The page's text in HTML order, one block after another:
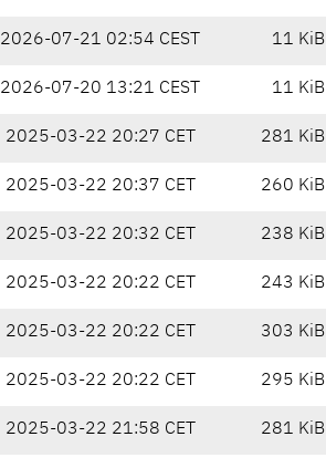
2026-07-21 02:54 CEST 11 KiB
2026-07-20 13:21 CEST 11 KiB
2025-03-22 20:27 CET 281 KiB
2025-03-22 20:37 CET 260 KiB
2025-03-22 20:32 CET 238 KiB
2025-03-22 20:22 CET 243 KiB
2025-03-22 20:22 CET 303 KiB
2025-03-22 20:22 CET 295 KiB
2025-03-22 21:58 CET 281 KiB